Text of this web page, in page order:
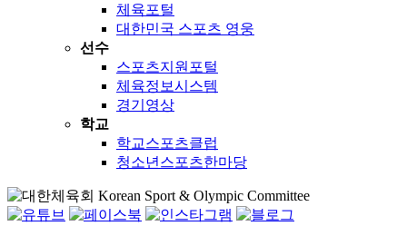
체육포털
대한민국 스포츠 영웅
선수
스포츠지원포털
체육정보시스템
경기영상
학교
학교스포츠클럽
청소년스포츠한마당